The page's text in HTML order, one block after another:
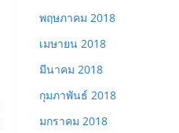
พฤษภาคม 2018
เมษายน 2018
มีนาคม 2018
กุมภาพันธ์ 2018
มกราคม 2018